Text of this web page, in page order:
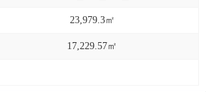
23,979.3㎡
17,229.57㎡